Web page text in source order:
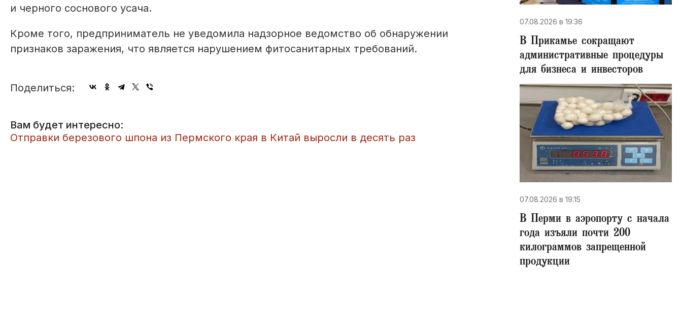
и черного соснового усача.
Кроме того, предприниматель не уведомила надзорное ведомство об обнаружении
признаков заражения, что является нарушением фитосанитарных требований.
Поделиться:
Вам будет интересно:
​Отправки березового шпона из Пермского края в Китай выросли в десять раз
07.08.2026 в 19:36
В Прикамье сокращают
административные процедуры
для бизнеса и инвесторов
07.08.2026 в 19:15
В Перми в аэропорту с начала
года изъяли почти 200
килограммов запрещенной
продукции